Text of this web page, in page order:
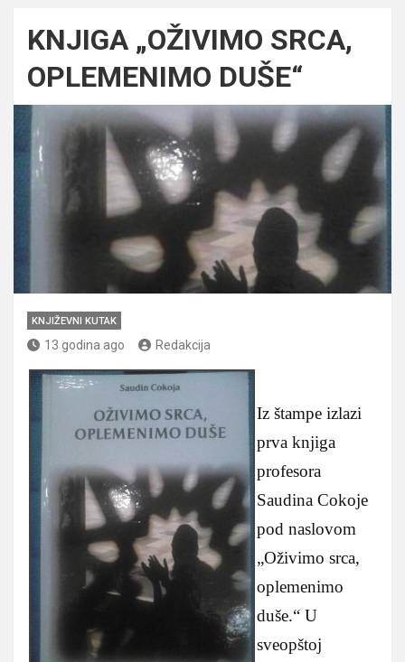
KNJIGA „OŽIVIMO SRCA,
OPLEMENIMO DUŠE“
KNJIŽEVNI KUTAK
13 godina ago Redakcija
Iz štampe izlazi
prva knjiga
profesora
Saudina Cokoje
pod naslovom
„Oživimo srca,
oplemenimo
duše.“ U
sveopštoj